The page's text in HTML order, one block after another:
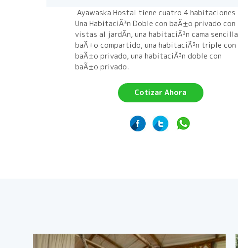
Ayawaska Hostal tiene cuatro 4 habitaciones
Una HabitaciÃ³n Doble con baÃ±o privado con
vistas al jardÃ­n, una habitaciÃ³n cama sencilla
baÃ±o compartido, una habitaciÃ³n triple con
baÃ±o privado, una habitaciÃ³n doble con
baÃ±o privado.
Cotizar Ahora